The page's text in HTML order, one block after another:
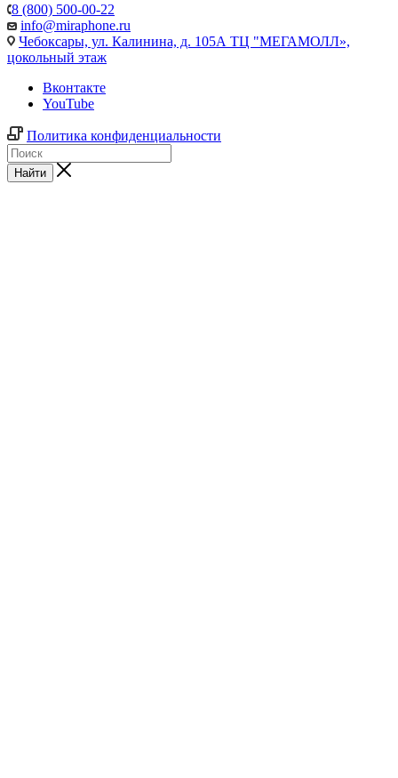
8 (800) 500-00-22
info@miraphone.ru
Чебоксары, ул. Калинина, д. 105А ТЦ "МЕГАМОЛЛ»,
цокольный этаж
Вконтакте
YouTube
Политика конфиденциальности
Найти